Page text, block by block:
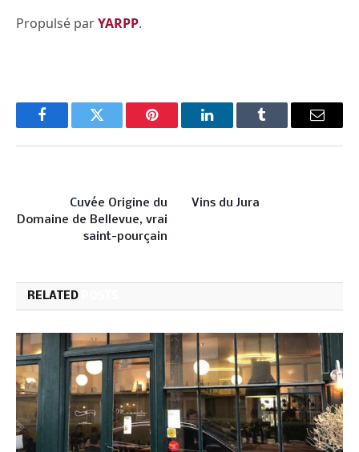
Propulsé parYARPP.
FacebookTwitter Pinterest LinkedInTumblr Email
Cuvée Origine du
Domaine de Bellevue, vrai
saint-pourçain
Vins du Jura
RELATED